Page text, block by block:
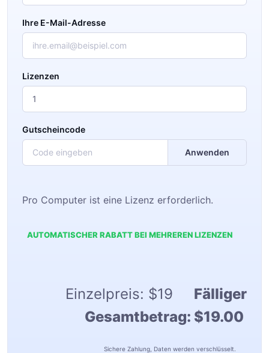
Ihre E-Mail-Adresse
Lizenzen
Gutscheincode
Anwenden
Pro Computer ist eine Lizenz erforderlich.
AUTOMATISCHER RABATT BEI MEHREREN LIZENZEN
Einzelpreis: $19
Fälliger
Gesamtbetrag: $19.00
Sichere Zahlung, Daten werden verschlüsselt.